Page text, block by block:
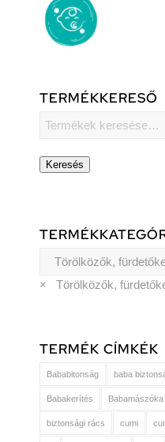
TERMÉKKERESŐ
Keresés
× Törölközők,
TERMÉK CÍMKÉK
Bababitonság baba
Babakerítés Babamászóka
biztonsági rács cumi